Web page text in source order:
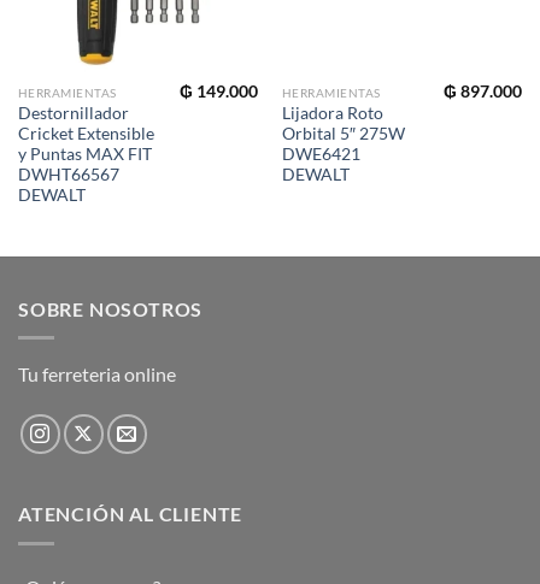
HERRAMIENTAS
Destornillador
Cricket Extensible
y Puntas MAX FIT
DWHT66567
DEWALT
₲ 149.000 HERRAMIENTAS
Lijadora Roto
Orbital 5″ 275W
DWE6421
DEWALT
₲ 897.000
SOBRE NOSOTROS
Tu ferreteria online
ATENCIÓN AL CLIENTE